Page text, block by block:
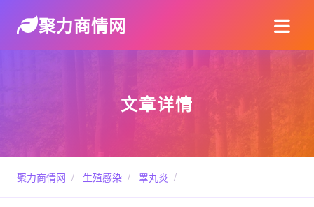
聚力商情网
文章详情
聚力商情网 / 生殖感染 / 睾丸炎 /